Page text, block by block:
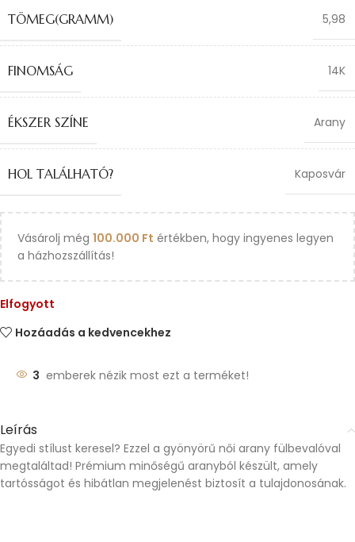
TÖMEG(GRAMM) 5,98
FINOMSÁG 14K
ÉKSZER SZÍNE Arany
HOL TALÁLHATÓ? Kaposvár
Vásárolj még 100.000 Ft értékben, hogy ingyenes legyen
a házhozszállítás!
Elfogyott
Hozáadás a kedvencekhez
3 emberek nézik most ezt a terméket!
Leírás
Egyedi stílust keresel? Ezzel a gyönyörű női arany fülbevalóval
megtaláltad! Prémium minőségű aranyból készült, amely
tartósságot és hibátlan megjelenést biztosít a tulajdonosának.